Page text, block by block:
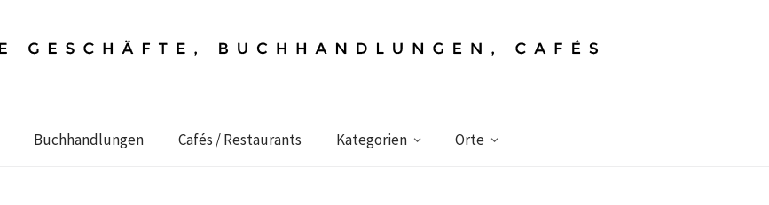
Buchhandlungen Cafés / Restaurants Kategorien Orte